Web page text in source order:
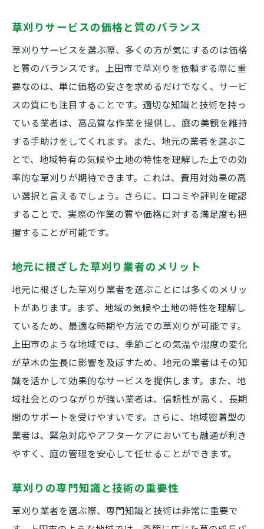
草刈りのタイミングによる効果の違い
上田市で草刈りを依頼する前に知っておきたい
コツと注意点
草刈り依頼前に確認するべきこと
草刈り業者との契約時に注意すべき点
草刈り費用を抑える方法
安全に草刈りを依頼するための準備
草刈り依頼後のフォローアップの重要性
草刈り業者選びで失敗しないための上田市での
実践ガイド
契約書に確認すべき重要事項
草刈り業者の過去の実績を調べる方法
信頼できる草刈り業者を見つけるステップ
口コミサイトを活用した業者選び
上田市での草刈り業者選びの成功事例
草刈り後の庭を美しく保つ方法
雑草の再発を防ぐ草刈りテクニック
専門家が勧める草刈り後のメンテナンス
上田市の自然環境に合った草刈り方法
草刈りと併用したエコフレンドリーな庭作
草刈りサービスの価格と質のバランス
草刈りサービスを選ぶ際、多くの方が気にするのは価格
と質のバランスです。上田市で草刈りを依頼する際に重
要なのは、単に価格の安さを求めるだけでなく、サービ
スの質にも注目することです。適切な知識と技術を持っ
ている業者は、高品質な作業を提供し、庭の美観を維持
する手助けをしてくれます。また、地元の業者を選ぶこ
とで、地域特有の気候や土地の特性を理解した上での効
率的な草刈りが期待できます。これは、費用対効果の高
い選択と言えるでしょう。さらに、口コミや評判を確認
することで、実際の作業の質や価格に対する満足度も把
握することが可能です。
地元に根ざした草刈り業者のメリット
地元に根ざした草刈り業者を選ぶことには多くのメリッ
トがあります。まず、地域の気候や土地の特性を理解し
ているため、最適な時期や方法での草刈りが可能です。
上田市のような地域では、季節ごとの気温や湿度の変化
が草木の生長に影響を及ぼすため、地元の業者はその知
識を活かして効果的なサービスを提供します。また、地
域社会とのつながりが強い業者は、信頼性が高く、長期
間のサポートを受けやすいです。さらに、地域密着型の
業者は、緊急対応やアフターケアにおいても融通が利き
やすく、庭の管理を安心して任せることができます。
草刈りの専門知識と技術の重要性
草刈り業者を選ぶ際、専門知識と技術は非常に重要で